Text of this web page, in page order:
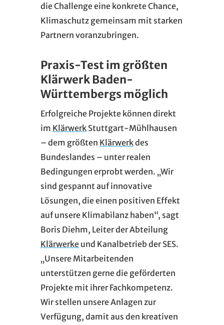
die Challenge eine konkrete Chance,
Klimaschutz gemeinsam mit starken
Partnern voranzubringen.
Praxis-Test im größten
Klärwerk Baden-
Württembergs möglich
Erfolgreiche Projekte können direkt
im KlärwerkStuttgart-Mühlhausen
– dem größten Klärwerkdes
Bundeslandes – unter realen
Bedingungen erprobt werden. „Wir
sind gespannt auf innovative
Lösungen, die einen positiven Effekt
auf unsere Klimabilanz haben“, sagt
Boris Diehm, Leiter der Abteilung
Klärwerkeund Kanalbetrieb der SES.
„Unsere Mitarbeitenden
unterstützen gerne die geförderten
Projekte mit ihrer Fachkompetenz.
Wir stellen unsere Anlagen zur
Verfügung, damit aus den kreativen